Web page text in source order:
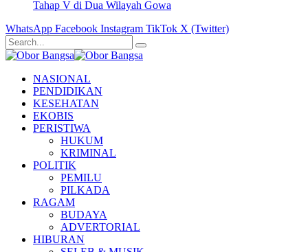
Tahap V di Dua Wilayah Gowa
WhatsApp Facebook Instagram TikTok X (Twitter)
NASIONAL
PENDIDIKAN
KESEHATAN
EKOBIS
PERISTIWA
HUKUM
KRIMINAL
POLITIK
PEMILU
PILKADA
RAGAM
BUDAYA
ADVERTORIAL
HIBURAN